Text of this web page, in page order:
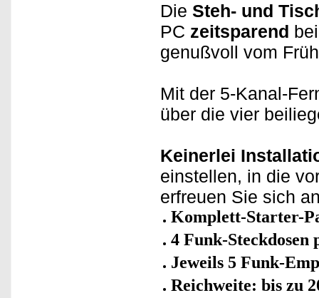
Die Steh- und
PC zeitsparend
genußvoll vom
Mit der 5-Kanal-
über die vier
Keinerlei
einstellen, in die
erfreuen Sie sich
Komplett-Starter-
4 Funk-Steckdosen
Jeweils 5 Funk-
Reichweite: bis zu